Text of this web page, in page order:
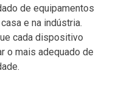
de equipamentos
e na indústria.
cada dispositivo
o mais adequado de